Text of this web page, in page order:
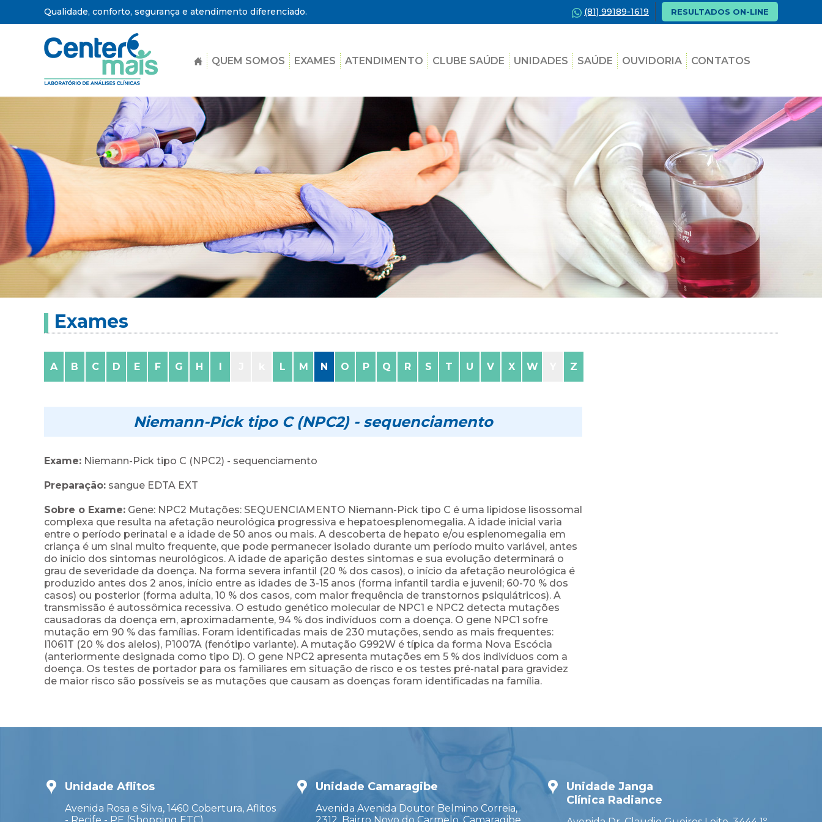
Qualidade, conforto, segurança e atendimento diferenciado. (81) 99189-1619 RESULTADOS ON-LINE
Clínicas
QUEM SOMOS EXAMES ATENDIMENTO CLUBE SAÚDE UNIDADES SAÚDE OUVIDORIA CONTATOS
Exames
A B C D E F G H I L M N O P Q R S T U V X W Z
Niemann-Pick tipo C (NPC2) - sequenciamento
Exame: Niemann-Pick tipo C (NPC2) - sequenciamento
Preparação: sangue EDTA EXT
Sobre o Exame: Gene: NPC2 Mutações: SEQUENCIAMENTO Niemann-Pick tipo C é uma lipidose lisossomal
complexa que resulta na afetação neurológica progressiva e hepatoesplenomegalia. A idade inicial varia
entre o período perinatal e a idade de 50 anos ou mais. A descoberta de hepato e/ou esplenomegalia em
criança é um sinal muito frequente, que pode permanecer isolado durante um período muito variável, antes
do início dos sintomas neurológicos. A idade de aparição destes sintomas e sua evolução determinará o
grau de severidade da doença. Na forma severa infantil (20 % dos casos), o início da afetação neurológica é
produzido antes dos 2 anos, início entre as idades de 3-15 anos (forma infantil tardia e juvenil; 60-70 % dos
casos) ou posterior (forma adulta, 10 % dos casos, com maior frequência de transtornos psiquiátricos). A
transmissão é autossômica recessiva. O estudo genético molecular de NPC1 e NPC2 detecta mutações
causadoras da doença em, aproximadamente, 94 % dos indivíduos com a doença. O gene NPC1 sofre
mutação em 90 % das famílias. Foram identificadas mais de 230 mutações, sendo as mais frequentes:
I1061T (20 % dos alelos), P1007A (fenótipo variante). A mutação G992W é típica da forma Nova Escócia
(anteriormente designada como tipo D). O gene NPC2 apresenta mutações em 5 % dos indivíduos com a
doença. Os testes de portador para os familiares em situação de risco e os testes pré-natal para gravidez
de maior risco são possíveis se as mutações que causam as doenças foram identificadas na família.
Unidade Aflitos
Avenida Rosa e Silva, 1460 Cobertura, Aflitos
Unidade Camaragibe
Avenida Avenida Doutor Belmino Correia,
Unidade Janga
Clínica Radiance